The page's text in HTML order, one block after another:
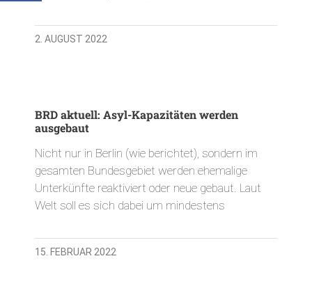
2. AUGUST 2022
BRD aktuell: Asyl-Kapazitäten werden
ausgebaut
Nicht nur in Berlin (wie berichtet), sondern im
gesamten Bundesgebiet werden ehemalige
Unterkünfte reaktiviert oder neue gebaut. Laut
Welt soll es sich dabei um mindestens
15. FEBRUAR 2022